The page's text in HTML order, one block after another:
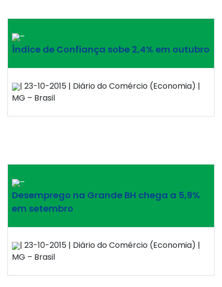
–
Índice de Confiança sobe 2,4% em outubro
| 23-10-2015 | Diário do Comércio (Economia) |
MG – Brasil
–
Desemprego na Grande BH chega a 5,9%
em setembro
| 23-10-2015 | Diário do Comércio (Economia) |
MG – Brasil